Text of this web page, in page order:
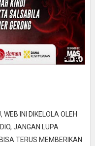
INI DIKELOLA OLEH
JANGAN LUPA
TERUS MEMBERIKAN